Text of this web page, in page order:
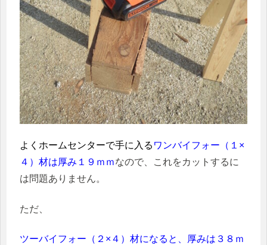
よくホームセンターで手に入る ワンバイフォー（１×
４）材は厚み１９ｍｍなので、これをカットするに
は問題ありません。
ただ、
ツーバイフォー（２×４）材になると、厚みは３８ｍ